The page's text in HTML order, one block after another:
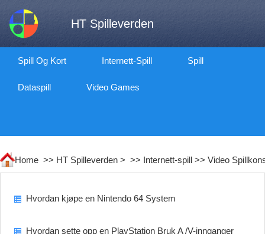
HT Spilleverden
Spill Og Kort Internett-Spill Spill
Dataspill Video Games
Home >> HT Spilleverden > >> Internett-spill >> Video
Hvordan kjøpe en Nintendo 64 System
Hvordan sette opp en PlayStation Bruk A /V-innganger